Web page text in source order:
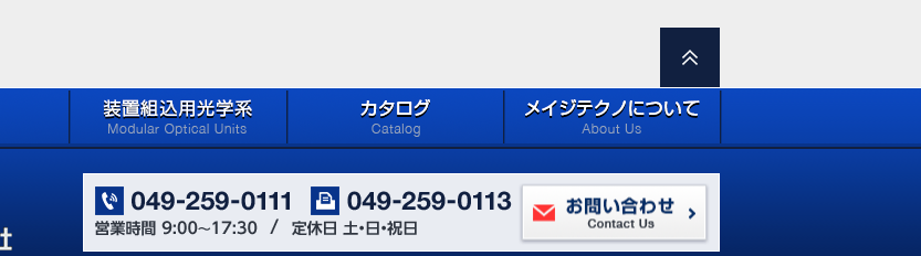
学系」 (Microscope
Components for Reflected
Light Applications)
(Catalog Download Site)
Meiji Techno)